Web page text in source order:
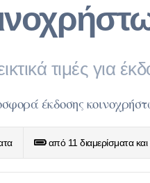
τιμές για
έκδοσης
από 11 διαμερίσματα